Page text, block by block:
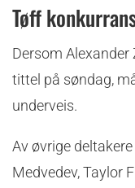
Tøff
Dersom
tittel på søndag,
underveis.
Av øvrige
Medvedev, Taylor